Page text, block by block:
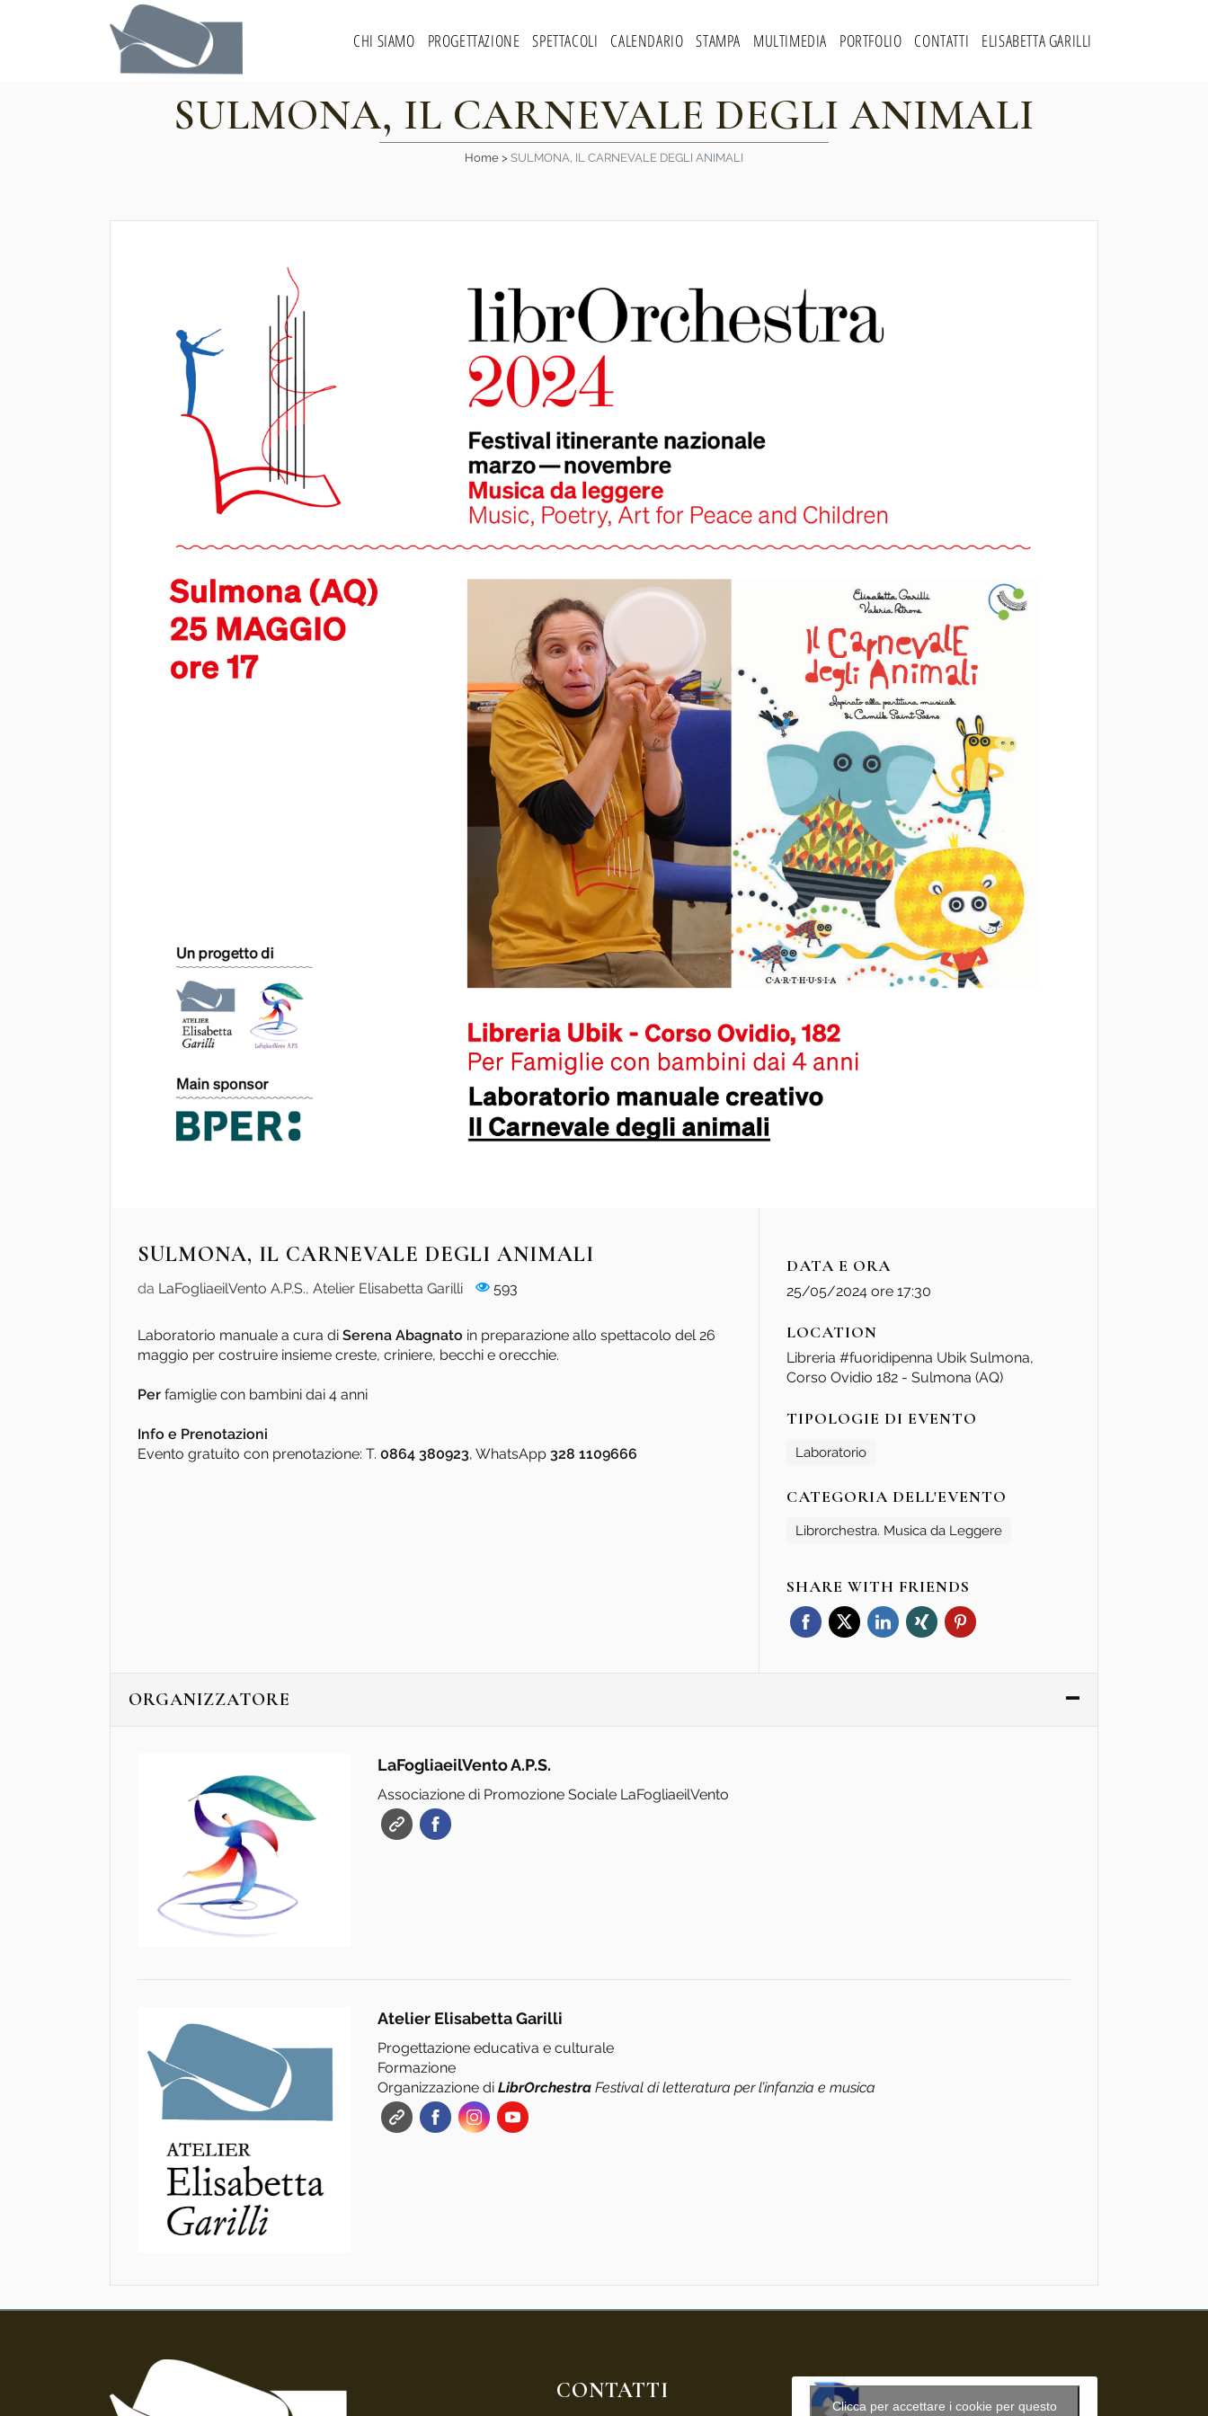
CHI SIAMO PROGETTAZIONE SPETTACOLI CALENDARIO STAMPA MULTIMEDIA PORTFOLIO CONTATTI ELISABETTA GARILLI
SULMONA, IL CARNEVALE DEGLI ANIMALI
Home > SULMONA, IL CARNEVALE DEGLI ANIMALI
SULMONA, IL CARNEVALE DEGLI ANIMALI
da LaFogliaeilVento A.P.S., Atelier Elisabetta Garilli 593
Laboratorio manuale a cura di Serena Abagnato in preparazione allo spettacolo del 26
maggio per costruire insieme creste, criniere, becchi e orecchie.
Per famiglie con bambini dai 4 anni
Info e Prenotazioni
Evento gratuito con prenotazione: T. 0864 380923, WhatsApp 328 1109666
DATA E ORA
25/05/2024 ore 17:30
LOCATION
Libreria #fuoridipenna Ubik Sulmona,
Corso Ovidio 182 - Sulmona (AQ)
TIPOLOGIE DI EVENTO
Laboratorio
CATEGORIA DELL'EVENTO
Librorchestra. Musica da Leggere
SHARE WITH FRIENDS
ORGANIZZATORE
LaFogliaeilVento A.P.S.
Associazione di Promozione Sociale LaFogliaeilVento
Atelier Elisabetta Garilli
Progettazione educativa e culturale
Formazione
Organizzazione di LibrOrchestra Festival di letteratura per l’infanzia e musica
CONTATTI
Clicca per accettare i cookie per questo